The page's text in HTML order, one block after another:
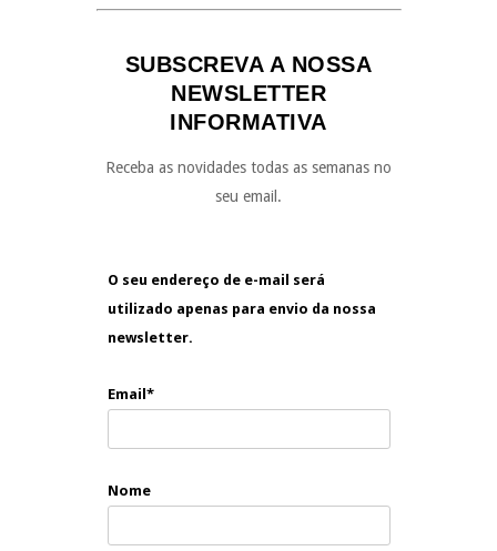
SUBSCREVA A NOSSA
NEWSLETTER
INFORMATIVA
Receba as novidades todas as semanas no
seu email.
O seu endereço de e-mail será
utilizado apenas para envio da nossa
newsletter.
Email*
Nome